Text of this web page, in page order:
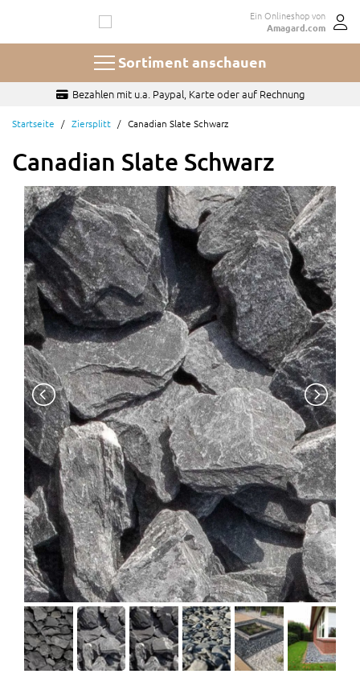
springen
Ein Onlineshop von
Amagard.com
Sortiment anschauen
Bezahlen mit u.a. Paypal, Karte oder auf Rechnung
Startseite Ziersplitt Canadian Slate Schwarz
Canadian Slate Schwarz